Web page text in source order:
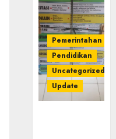
Pemerintahan
Pendidikan
Uncategorized
Update